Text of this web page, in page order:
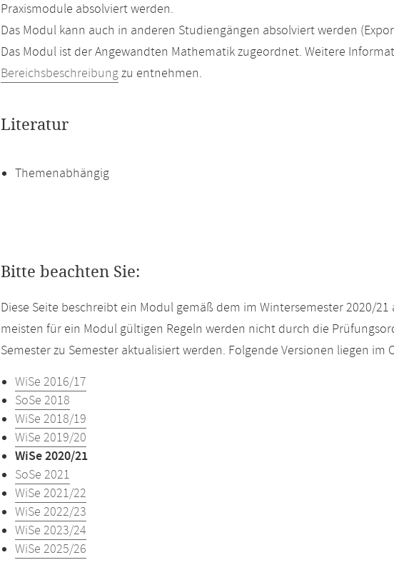
Praxismodule absolviert werden.
Das Modul kann auch in anderen Studiengängen absolviert werden
Das Modul ist der Angewandten Mathematik zugeordnet. Weitere
Bereichsbeschreibungzu entnehmen.
Literatur
Themenabhängig
Bitte beachten Sie:
Diese Seite beschreibt ein Modul gemäß dem im Wintersemester 2020/
meisten für ein Modul gültigen Regeln werden nicht durch die
Semester zu Semester aktualisiert werden. Folgende Versionen liegen
WiSe 2016/17
SoSe 2018
WiSe 2018/19
WiSe 2019/20
WiSe 2020/21
SoSe 2021
WiSe 2021/22
WiSe 2022/23
WiSe 2023/24
WiSe 2025/26